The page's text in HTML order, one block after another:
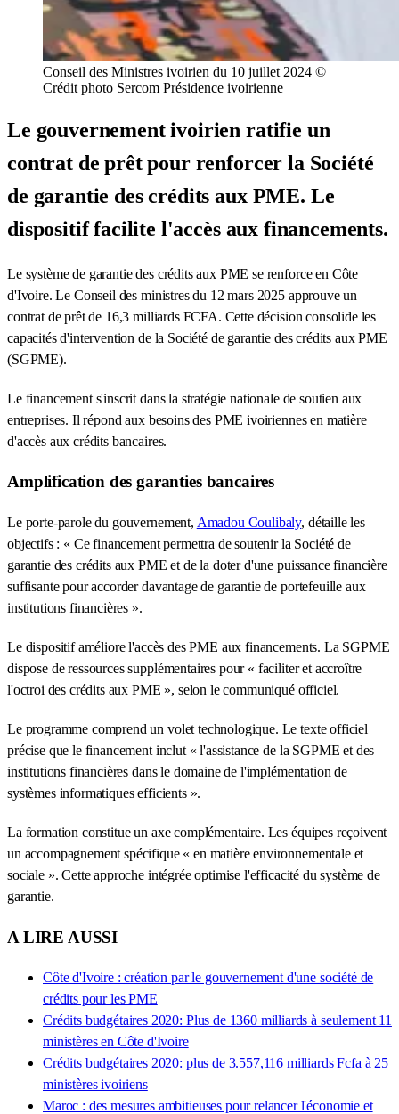
Conseil des Ministres ivoirien du 10 juillet 2024 ©
Crédit photo Sercom Présidence ivoirienne
Le gouvernement ivoirien ratifie un
contrat de prêt pour renforcer la Société
de garantie des crédits aux PME. Le
dispositif facilite l'accès aux financements.
Le système de garantie des crédits aux PME se renforce en Côte
d'Ivoire. Le Conseil des ministres du 12 mars 2025 approuve un
contrat de prêt de 16,3 milliards FCFA. Cette décision consolide les
capacités d'intervention de la Société de garantie des crédits aux PME
(SGPME).
Le financement s'inscrit dans la stratégie nationale de soutien aux
entreprises. Il répond aux besoins des PME ivoiriennes en matière
d'accès aux crédits bancaires.
Amplification des garanties bancaires
Le porte-parole du gouvernement, Amadou Coulibaly, détaille les
objectifs : « Ce financement permettra de soutenir la Société de
garantie des crédits aux PME et de la doter d'une puissance financière
suffisante pour accorder davantage de garantie de portefeuille aux
institutions financières ».
Le dispositif améliore l'accès des PME aux financements. La SGPME
dispose de ressources supplémentaires pour « faciliter et accroître
l'octroi des crédits aux PME », selon le communiqué officiel.
Le programme comprend un volet technologique. Le texte officiel
précise que le financement inclut « l'assistance de la SGPME et des
institutions financières dans le domaine de l'implémentation de
systèmes informatiques efficients ».
La formation constitue un axe complémentaire. Les équipes reçoivent
un accompagnement spécifique « en matière environnementale et
sociale ». Cette approche intégrée optimise l'efficacité du système de
garantie.
A LIRE AUSSI
Côte d'Ivoire : création par le gouvernement d'une société de
crédits pour les PME
Crédits budgétaires 2020: Plus de 1360 milliards à seulement 11
ministères en Côte d'Ivoire
Crédits budgétaires 2020: plus de 3.557,116 milliards Fcfa à 25
ministères ivoiriens
Maroc : des mesures ambitieuses pour relancer l'économie et